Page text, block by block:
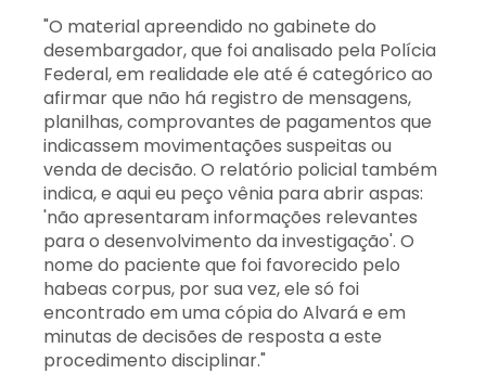
"O material apreendido no gabinete do
desembargador, que foi analisado pela Polícia
Federal, em realidade ele até é categórico ao
afirmar que não há registro de mensagens,
planilhas, comprovantes de pagamentos que
indicassem movimentações suspeitas ou
venda de decisão. O relatório policial também
indica, e aqui eu peço vênia para abrir aspas:
'não apresentaram informações relevantes
para o desenvolvimento da investigação'. O
nome do paciente que foi favorecido pelo
habeas corpus, por sua vez, ele só foi
encontrado em uma cópia do Alvará e em
minutas de decisões de resposta a este
procedimento disciplinar."